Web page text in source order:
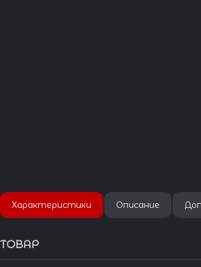
Характеристики Описание
ТОВАР